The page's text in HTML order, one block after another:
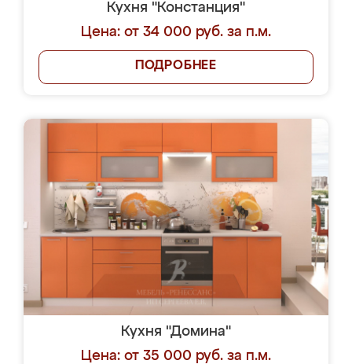
Кухня "Констанция"
Цена: от 34 000 руб. за п.м.
ПОДРОБНЕЕ
Кухня "Домина"
Цена: от 35 000 руб. за п.м.